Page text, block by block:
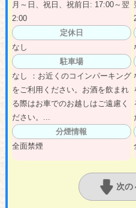
月～日、祝日、祝前日: 17:00～翌
2:00
定休日
なし
駐車場
なし ：お近くのコインパーキング
をご利用ください。お酒を飲まれ
る際はお車でのお越しはご遠慮く
ださい。...
分煙情報
全面禁煙
次の